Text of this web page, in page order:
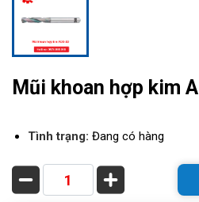
Mũi khoan hợp kim
Tình trạng: Đang có hàng